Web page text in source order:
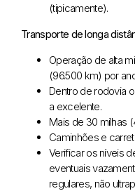
(tipicamente).
Transporte de longa
Operação de alta
(96.500 km) por
Dentro de rodovia
a excelente.
Mais de 30 milhas
Caminhões e
Verificar os níveis
eventuais
regulares, não